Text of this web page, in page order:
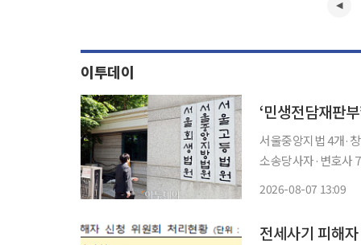
이투데이
‘민생전담재판
서울중앙지법 4개·
소송당사자·변호사 77% “신속한 권
2026-08-07 13:09
전세사기 피해